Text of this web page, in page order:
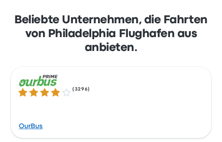
Kreditkarte, einschließlich gängiger Karten
wie Mastercard, Visa, Amex und anderen,
sowie mit Diensten wie Apple Pay und Google
Beliebte Unternehmen, die Fahrten
von Philadelphia Flughafen aus
anbieten.
4.0 von 5 Sternen
(3296)
OurBus